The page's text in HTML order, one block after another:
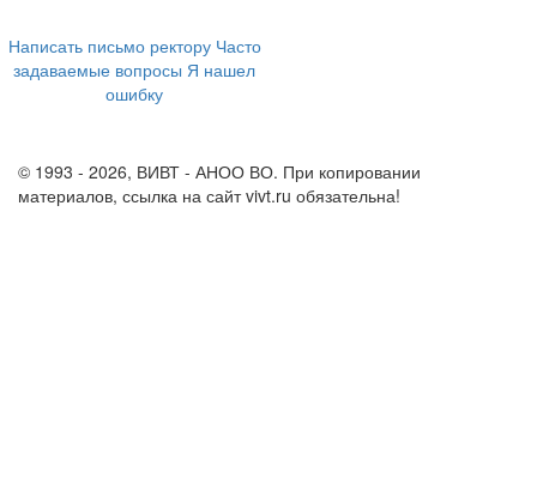
Написать письмо ректору Часто
задаваемые вопросы Я нашел
ошибку
© 1993 - 2026, ВИВТ - АНОО ВО. При копировании
материалов, ссылка на сайт vivt.ru обязательна!